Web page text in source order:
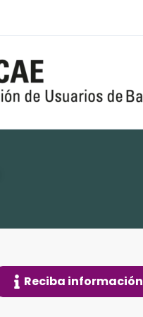
Reciba información